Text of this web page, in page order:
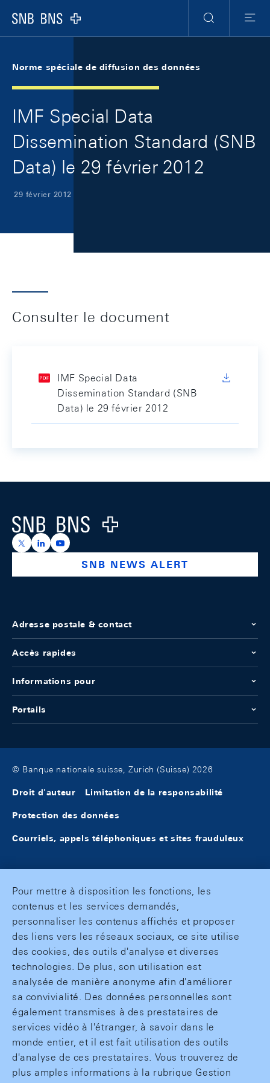
Logo
RechercheMenu
Norme spéciale de diffusion des données
IMF Special Data
Dissemination Standard (SNB
Data) le 29 février 2012
29 février 2012
Consulter le document
IMF Special Data
Dissemination Standard (SNB
Data) le 29 février 2012
Logo
https://x.com/snb_bns
https://ch.linkedin.com/company/swiss-national-
https://www.youtube.com/@swissnationalbank
SNB NEWS ALERT
Adresse postale & contact
Accès rapides
Informations pour
Portails
© Banque nationale suisse, Zurich (Suisse) 2026
Droit d'auteur Limitation de la responsabilité
Protection des données
Courriels, appels téléphoniques et sites frauduleux
Pour mettre à disposition les fonctions, les
contenus et les services demandés,
personnaliser les contenus affichés et proposer
des liens vers les réseaux sociaux, ce site utilise
des cookies, des outils d'analyse et diverses
technologies. De plus, son utilisation est
analysée de manière anonyme afin d'améliorer
sa convivialité. Des données personnelles sont
également transmises à des prestataires de
services vidéo à l'étranger, à savoir dans le
monde entier, et il est fait utilisation des outils
d'analyse de ces prestataires. Vous trouverez de
plus amples informations à la rubrique Gestion